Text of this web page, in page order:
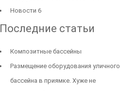
Новости 6
Последние статьи
Композитные бассейны
Размещение оборудования уличного
бассейна в приямке. Хуже не